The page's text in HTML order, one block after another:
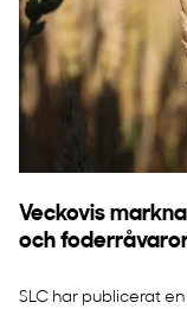
Veckovis
och
SLC har publicerat